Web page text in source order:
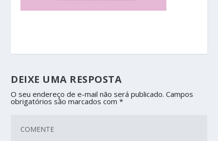
DEIXE UMA RESPOSTA
O seu endereço de e-mail não será publicado. Campos
obrigatórios são marcados com*